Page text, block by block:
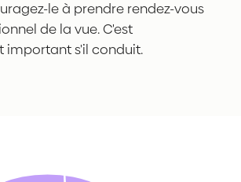
le à prendre rendez-vous
de la vue. C'est
important s'il conduit.